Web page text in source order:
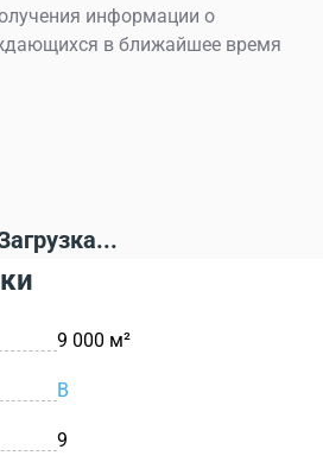
информации о
в ближайшее время
9 000 м²
B
9